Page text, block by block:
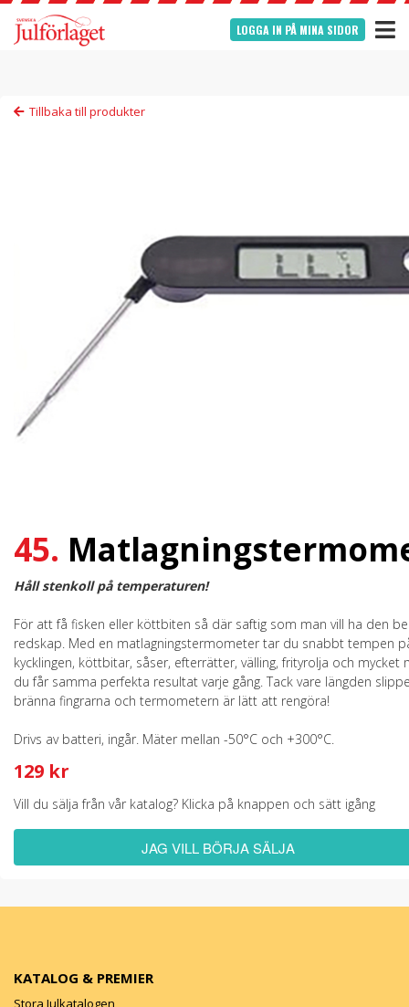
LOGGA IN PÅ MINA SIDOR
Tillbaka till produkter
45.
Håll stenkoll på temperaturen!
För att få fisken eller köttbiten så där saftig som man vill ha den
redskap. Med en matlagningstermometer tar du snabbt tempen
kycklingen, köttbitar, såser, efterrätter, välling, frityrolja och mycket
du får samma perfekta resultat varje gång. Tack vare längden
bränna fingrarna och termometern är lätt att rengöra!
Drivs av batteri, ingår. Mäter mellan -50°C och +300°C.
129 kr
Vill du sälja från vår katalog? Klicka på knappen och sätt igång
JAG VILL BÖRJA SÄLJA
KATALOG & PREMIER